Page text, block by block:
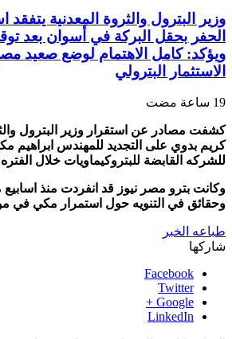
وزير البترول والثروة المعدنية
ويؤكد: كامل الاهتمام لوضع صعيد
الاستثمار البترولي
كشفت مصادر عن استقرار وزير البترول
كريم بدوي على التجديد للمهندس ابراهيم
للشركه القابضة للبتروكيماويات خلال
وكانت بترو مصر نيوز قد انفردت منذ
وحقائق في التنويه حول استمرار مكي في
طباعه الخبر
شاركها
Facebook
Twitter
Google +
LinkedIn